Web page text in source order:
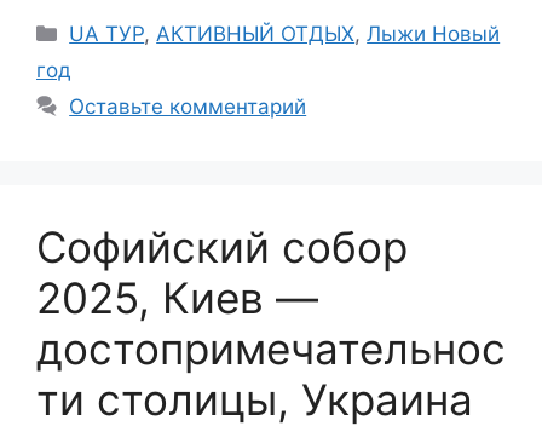
Рубрики
UA ТУР, АКТИВНЫЙ ОТДЫХ,Лыжи Новый
год
Оставьте комментарий
Софийский собор
2025, Киев —
достопримечательнос
ти столицы, Украина